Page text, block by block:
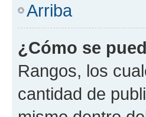
Arriba
¿Cómo se
Rangos, los
cantidad de